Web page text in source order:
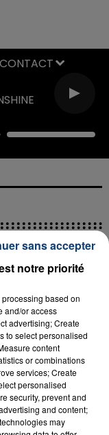
FEMME ET
après avoir
de trois mois
notre priorité
based on
and/or access
advertising; Create
to select personalised
content
or combinations
services; Create
personalised
security, prevent and
and content;
may
sans accepter